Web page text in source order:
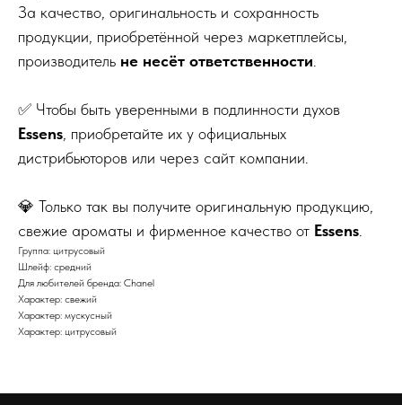
За качество, оригинальность и сохранность
продукции, приобретённой через маркетплейсы,
производитель не несёт ответственности
✅ Чтобы быть уверенными в подлинности духов
Essens, приобретайте их у официальных
дистрибьюторов или через сайт компании.
💎 Только так вы получите оригинальную продукцию,
свежие ароматы и фирменное качество от Essens
Группа: цитрусовый
Шлейф: средний
Для любителей бренда: Chanel
Характер: свежий
Характер: мускусный
Характер: цитрусовый